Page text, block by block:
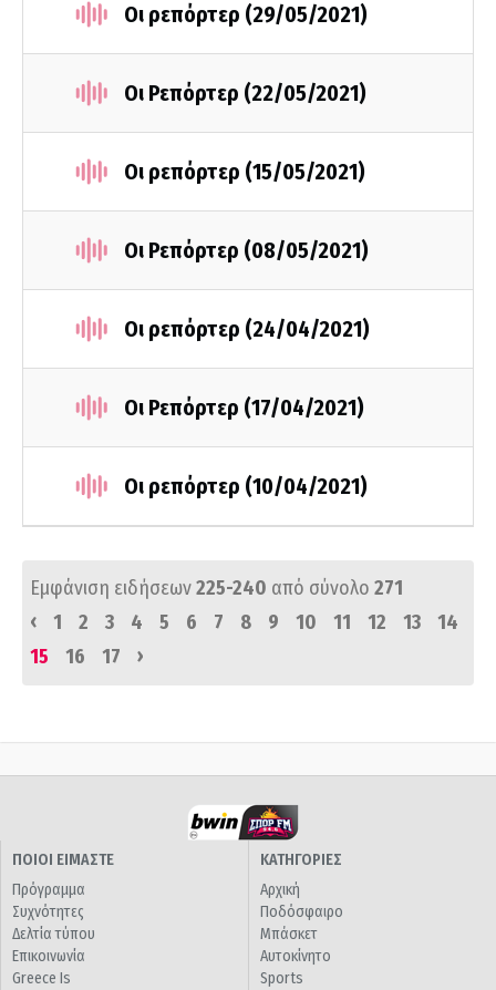
Οι ρεπόρτερ (29/05/2021)
Οι Ρεπόρτερ (22/05/2021)
Οι ρεπόρτερ (15/05/2021)
Οι Ρεπόρτερ (08/05/2021)
Οι ρεπόρτερ (24/04/2021)
Οι Ρεπόρτερ (17/04/2021)
Οι ρεπόρτερ (10/04/2021)
Εμφάνιση ειδήσεων225-240 από σύνολο 271
‹
1 2 3 4 5 6 7 8 9 10 11 12 13
14
15
16 17 ›
ΠΟΙΟΙ ΕΙΜΑΣΤΕ
Πρόγραμμα
Συχνότητες
Δελτία τύπου
Επικοινωνία
Greece Is
ΚΑΤΗΓΟΡΙΕΣ
Αρχική
Ποδόσφαιρο
Μπάσκετ
Αυτοκίνητο
Sports